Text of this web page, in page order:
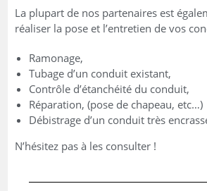
La plupart de nos partenaires est
réaliser la pose et l’entretien de vos
Ramonage,
Tubage d’un conduit existant,
Contrôle d’étanchéité du conduit,
Réparation, (pose de chapeau, etc…)
Débistrage d’un conduit très
N’hésitez pas à les consulter !